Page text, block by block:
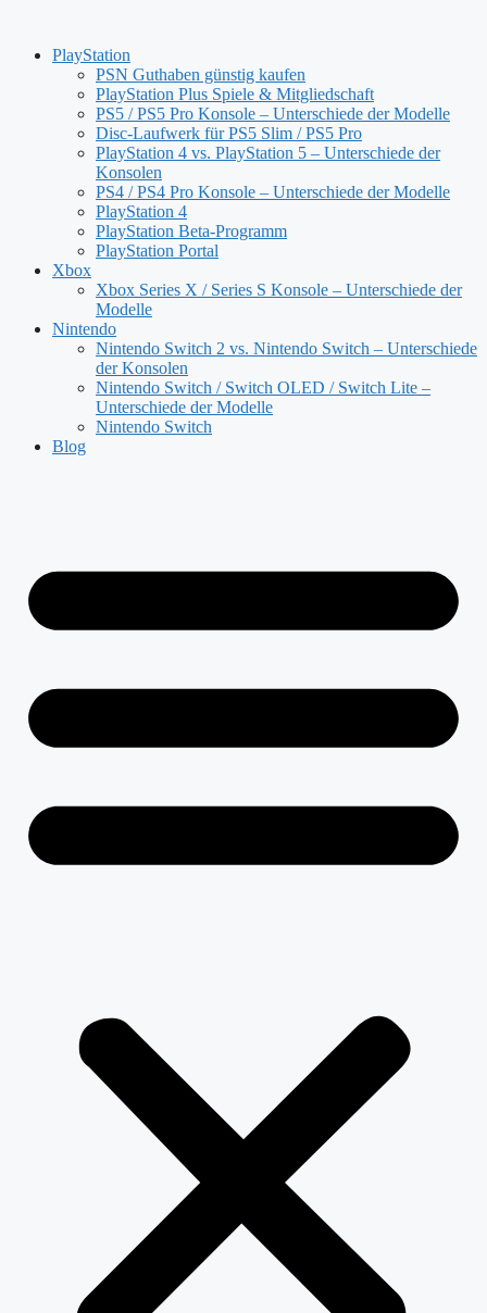
springenPlayStation
PSN Guthaben günstig kaufen
PlayStation Plus Spiele & Mitgliedschaft
PS5 / PS5 Pro Konsole – Unterschiede der Modelle
Disc-Laufwerk für PS5 Slim / PS5 Pro
PlayStation 4 vs. PlayStation 5 – Unterschiede der
Konsolen
PS4 / PS4 Pro Konsole – Unterschiede der Modelle
PlayStation 4
PlayStation Beta-Programm
PlayStation Portal
Xbox
Xbox Series X / Series S Konsole – Unterschiede der
Modelle
Nintendo
Nintendo Switch 2 vs. Nintendo Switch – Unterschiede
der Konsolen
Nintendo Switch / Switch OLED / Switch Lite –
Unterschiede der Modelle
Nintendo Switch
Blog